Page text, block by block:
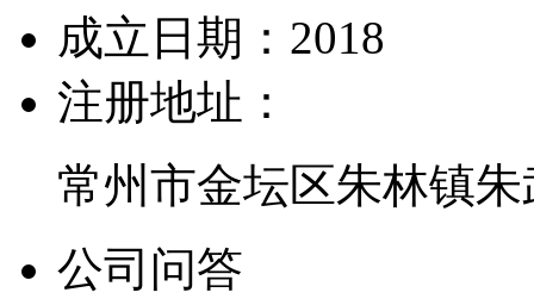
成立日期： 2018
注册地址：
常州市金坛区朱林镇
公司问答